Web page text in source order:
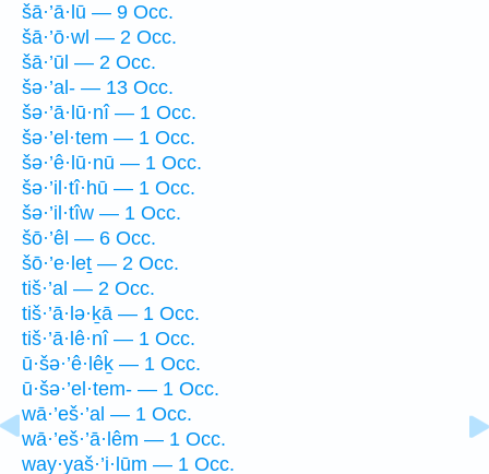
šā·’ā·lū — 9 Occ.
šā·’ō·wl — 2 Occ.
šā·’ūl — 2 Occ.
šə·’al- — 13 Occ.
šə·’ā·lū·nî — 1 Occ.
šə·’el·tem — 1 Occ.
šə·’ê·lū·nū — 1 Occ.
šə·’il·tî·hū — 1 Occ.
šə·’il·tîw — 1 Occ.
šō·’êl — 6 Occ.
šō·’e·leṯ — 2 Occ.
tiš·’al — 2 Occ.
tiš·’ā·lə·ḵā — 1 Occ.
tiš·’ā·lê·nî — 1 Occ.
ū·šə·’ê·lêḵ — 1 Occ.
ū·šə·’el·tem- — 1 Occ.
wā·’eš·’al — 1 Occ.
wā·’eš·’ā·lêm — 1 Occ.
way·yaš·’i·lūm — 1 Occ.